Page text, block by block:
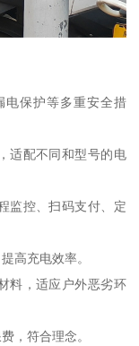
电保护等多重安全措
适配不同和型号的电
监控、扫码支付、定
高充电效率。
料，适应户外恶劣环
，符合理念。